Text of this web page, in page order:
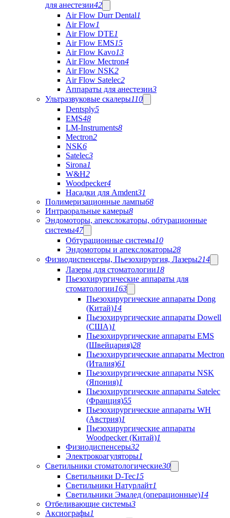
для анестезии42
Air Flow Durr Dental1
Air Flow1
Air Flow DTE1
Air Flow EMS15
Air Flow Kavo13
Air Flow Mectron4
Air Flow NSK2
Air Flow Satelec2
Аппараты для анестезии3
Ультразвуковые скалеры110
Dentsply5
EMS48
LM-Instruments8
Mectron2
NSK6
Satelec3
Sirona1
W&H2
Woodpecker4
Насадки для Amdent31
Полимеризационные лампы68
Интраоральные камеры8
Эндомоторы, апекслокаторы, обтурационные
системы47
Обтурационные системы10
Эндомоторы и апекслокаторы28
Физиодиспенсеры, Пьезохирургия, Лазеры214
Лазеры для стоматологии18
Пьезохирургические аппараты для
стоматологии163
Пьезохирургические аппараты Dong
(Китай)14
Пьезохирургические аппараты Dowell
(США)1
Пьезохирургические аппараты EMS
(Швейцария)28
Пьезохирургические аппараты Mectron
(Италия)61
Пьезохирургические аппараты NSK
(Япония)1
Пьезохирургические аппараты Satelec
(Франция)55
Пьезохирургические аппараты WH
(Австрия)1
Пьезохирургические аппараты
Woodpecker (Китай)1
Физиодиспенсеры32
Электрокоагуляторы1
Светильники стоматологические30
Светильники D-Tec15
Светильники Натурлайт1
Светильники Эмалед (операционные)14
Отбеливающие системы3
Аксиографы1